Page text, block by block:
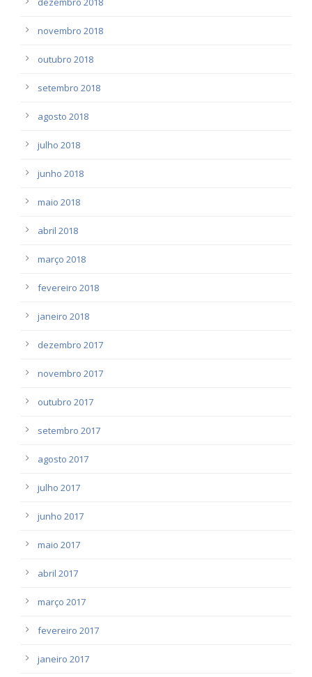
novembro 2018
outubro 2018
setembro 2018
agosto 2018
julho 2018
junho 2018
maio 2018
abril 2018
março 2018
fevereiro 2018
janeiro 2018
dezembro 2017
novembro 2017
outubro 2017
setembro 2017
agosto 2017
julho 2017
junho 2017
maio 2017
abril 2017
março 2017
fevereiro 2017
janeiro 2017